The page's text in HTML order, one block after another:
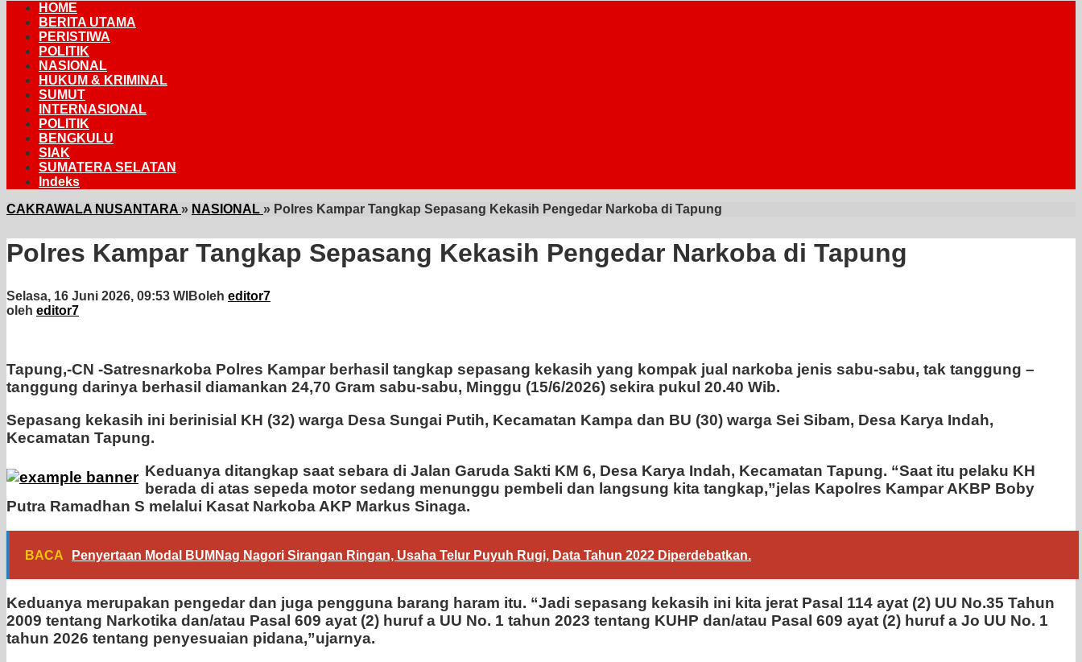
HOME
BERITA UTAMA
PERISTIWA
POLITIK
NASIONAL
HUKUM & KRIMINAL
SUMUT
INTERNASIONAL
POLITIK
BENGKULU
SIAK
SUMATERA SELATAN
Indeks
CAKRAWALA NUSANTARA » NASIONAL » Polres Kampar Tangkap Sepasang Kekasih Pengedar Narkoba di Tapung
Polres Kampar Tangkap Sepasang Kekasih Pengedar Narkoba di Tapung
Selasa, 16 Juni 2026, 09:53 WIBoleh editor7
oleh editor7
Tapung,-CN -Satresnarkoba Polres Kampar berhasil tangkap sepasang kekasih yang kompak jual narkoba jenis sabu-sabu, tak tanggung –
tanggung darinya berhasil diamankan 24,70 Gram sabu-sabu, Minggu (15/6/2026) sekira pukul 20.40 Wib.
Sepasang kekasih ini berinisial KH (32) warga Desa Sungai Putih, Kecamatan Kampa dan BU (30) warga Sei Sibam, Desa Karya Indah,
Kecamatan Tapung.
Keduanya ditangkap saat sebara di Jalan Garuda Sakti KM 6, Desa Karya Indah, Kecamatan Tapung. “Saat itu pelaku KH
berada di atas sepeda motor sedang menunggu pembeli dan langsung kita tangkap,”jelas Kapolres Kampar AKBP Boby
Putra Ramadhan S melalui Kasat Narkoba AKP Markus Sinaga.
BACA Penyertaan Modal BUMNag Nagori Sirangan Ringan, Usaha Telur Puyuh Rugi, Data Tahun 2022 Diperdebatkan.
Keduanya merupakan pengedar dan juga pengguna barang haram itu. “Jadi sepasang kekasih ini kita jerat Pasal 114 ayat (2) UU No.35 Tahun
2009 tentang Narkotika dan/atau Pasal 609 ayat (2) huruf a UU No. 1 tahun 2023 tentang KUHP dan/atau Pasal 609 ayat (2) huruf a Jo UU No. 1
tahun 2026 tentang penyesuaian pidana,”ujarnya.